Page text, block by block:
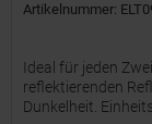
Artikelnummer:
Ideal für jeden
reflektierenden
Dunkelheit.